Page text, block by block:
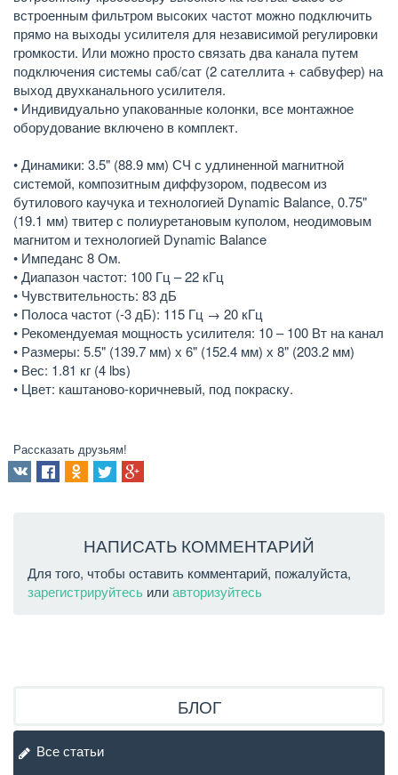
встроенным фильтром высоких частот можно подключить
прямо на выходы усилителя для независимой регулировки
громкости. Или можно просто связать два канала путем
подключения системы саб/сат (2 сателлита + сабвуфер) на
выход двухканального усилителя.
• Индивидуально упакованные колонки, все монтажное
оборудование включено в комплект.
• Динамики: 3.5" (88.9 мм) СЧ с удлиненной магнитной
системой, композитным диффузором, подвесом из
бутилового каучука и технологией Dynamic Balance, 0.75"
(19.1 мм) твитер с полиуретановым куполом, неодимовым
магнитом и технологией Dynamic Balance
• Импеданс 8 Ом.
• Диапазон частот: 100 Гц – 22 кГц
• Чувствительность: 83 дБ
• Полоса частот (-3 дБ): 115 Гц → 20 кГц
• Рекомендуемая мощность усилителя: 10 – 100 Вт на канал
• Размеры: 5.5" (139.7 мм) х 6" (152.4 мм) х 8" (203.2 мм)
• Вес: 1.81 кг (4 lbs)
• Цвет: каштаново-коричневый, под покраску.
Рассказать друзьям!
НАПИСАТЬ КОММЕНТАРИЙ
Для того, чтобы оставить комментарий, пожалуйста,
зарегистрируйтесь илиавторизуйтесь
БЛОГ
Все статьи